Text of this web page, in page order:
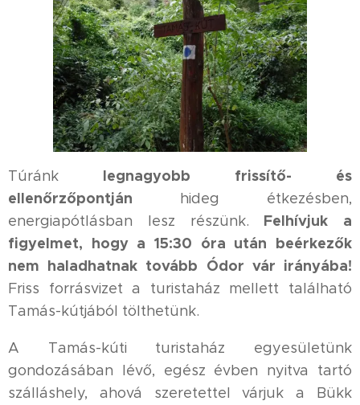
Túránk legnagyobb
frissítő- és
ellenőrzőpontján hideg étkezésben,
energiapótlásban lesz részünk. Felhívjuk a
figyelmet, hogy a 15:30 óra után beérkezők
nem haladhatnak tovább Ódor vár irányába!
Friss forrásvizet a turistaház mellett található
Tamás-kútjából tölthetünk.
A Tamás-kúti turistaház egyesületünk
gondozásában lévő, egész évben nyitva tartó
szálláshely, ahová szeretettel várjuk a Bükk